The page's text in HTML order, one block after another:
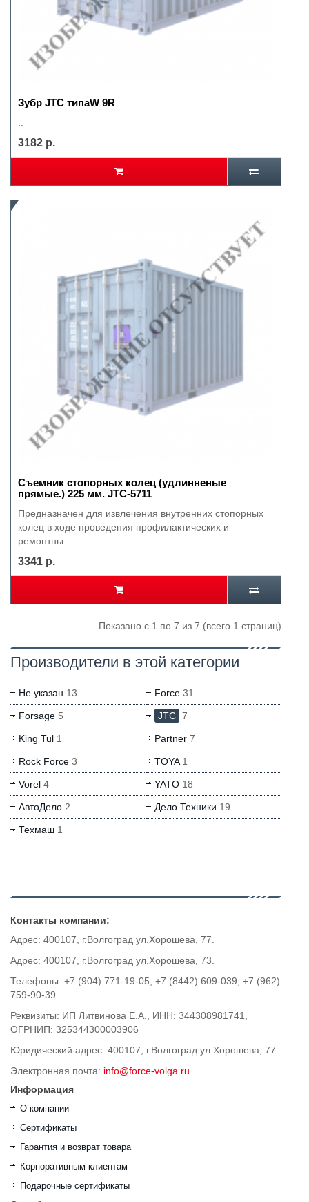
Зубр JTC типаW 9R
3182 р.
Съемник стопорных колец (удлинненые
прямые.) 225 мм. JTC-5711
Предназначен для извлечения внутренних стопорных
колец в ходе проведения профилактических и
ремонтны..
3341 р.
Показано с 1 по 7 из 7 (всего 1 страниц)
Производители в этой категории
Не указан 13 Force31
Forsage 5 JTC 7
King Tul 1 Partner7
Rock Force 3 TOYA1
Vorel 4 YATO18
АвтоДело 2 Дело Техники 19
Техмаш 1
Контакты компании:
Адрес: 400107, г.Волгоград ул.Хорошева, 77.
Адрес: 400107, г.Волгоград ул.Хорошева, 73.
Телефоны: +7 (904) 771-19-05, +7 (8442) 609-039, +7 (962)
759-90-39
Реквизиты: ИП Литвинова Е.А., ИНН: 344308981741,
ОГРНИП: 325344300003906
Юридический адрес: 400107, г.Волгоград ул.Хорошева, 77
Электронная почта: info@force-volga.ru
Информация
О компании
Сертификаты
Гарантия и возврат товара
Корпоративным клиентам
Подарочные сертификаты